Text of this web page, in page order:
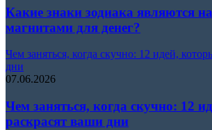
Какие знаки зодиака являются
магнитами для денег?
Чем заняться, когда скучно: 12 идей,
дни
07.06.2026
Чем заняться, когда скучно: 12
раскрасят ваши дни